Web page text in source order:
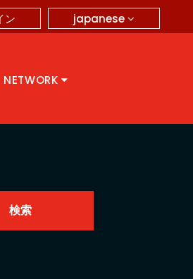
japanese
ン
NETWORK